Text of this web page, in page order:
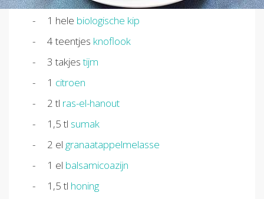
1 hele biologische kip
4 teentjes knoflook
3 takjes tijm
1 citroen
2 tl ras-el-hanout
1,5 tl sumak
2 el granaatappelmelasse
1 el balsamicoazijn
1,5 tl honing